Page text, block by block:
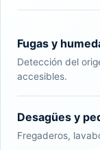
Fugas y
Detección del
accesibles.
Desagües y
Fregaderos,